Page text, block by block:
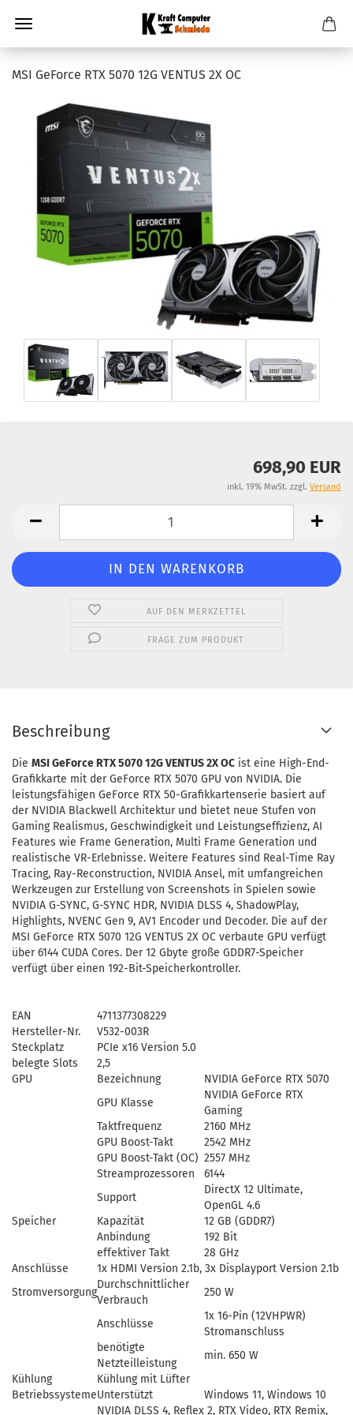
MSI GeForce RTX 5070 12G VENTUS 2X OC
698,90 EUR
inkl. 19% MwSt. zzgl. Versand
AUF DEN MERKZETTEL
FRAGE ZUM PRODUKT
Beschreibung
Die MSI GeForce RTX 5070 12G VENTUS 2X OC ist eine High-End-
Grafikkarte mit der GeForce RTX 5070 GPU von NVIDIA. Die
leistungsfähigen GeForce RTX 50-Grafikkartenserie basiert auf
der NVIDIA Blackwell Architektur und bietet neue Stufen von
Gaming Realismus, Geschwindigkeit und Leistungseffizienz, AI
Features wie Frame Generation, Multi Frame Generation und
realistische VR-Erlebnisse. Weitere Features sind Real-Time Ray
Tracing, Ray-Reconstruction, NVIDIA Ansel, mit umfangreichen
Werkzeugen zur Erstellung von Screenshots in Spielen sowie
NVIDIA G-SYNC, G-SYNC HDR, NVIDIA DLSS 4, ShadowPlay,
Highlights, NVENC Gen 9, AV1 Encoder und Decoder. Die auf der
MSI GeForce RTX 5070 12G VENTUS 2X OC verbaute GPU verfügt
über 6144 CUDA Cores. Der 12 Gbyte große GDDR7-Speicher
verfügt über einen 192-Bit-Speicherkontroller.
EAN
4711377308229
Hersteller-Nr.
V532-003R
Steckplatz
PCIe x16 Version 5.0
belegte Slots
2,5
GPU
Bezeichnung
NVIDIA GeForce RTX 5070
GPU Klasse
NVIDIA GeForce RTX
Gaming
Taktfrequenz
2160 MHz
GPU Boost-Takt
2542 MHz
GPU Boost-Takt (OC) 2557 MHz
Streamprozessoren
6144
Support
DirectX 12 Ultimate,
OpenGL 4.6
Speicher
Kapazität
12 GB (GDDR7)
Anbindung
192 Bit
effektiver Takt
28 GHz
Anschlüsse
1x HDMI Version 2.1b, 3x Displayport Version 2.1b
Stromversorgung
Durchschnittlicher
Verbrauch
250 W
Anschlüsse
1x 16-Pin (12VHPWR)
Stromanschluss
benötigte
Netzteilleistung
min. 650 W
Kühlung
Kühlung mit Lüfter
BetriebssystemeUnterstützt
Windows 11, Windows 10
NVIDIA DLSS 4, Reflex 2, RTX Video, RTX Remix,